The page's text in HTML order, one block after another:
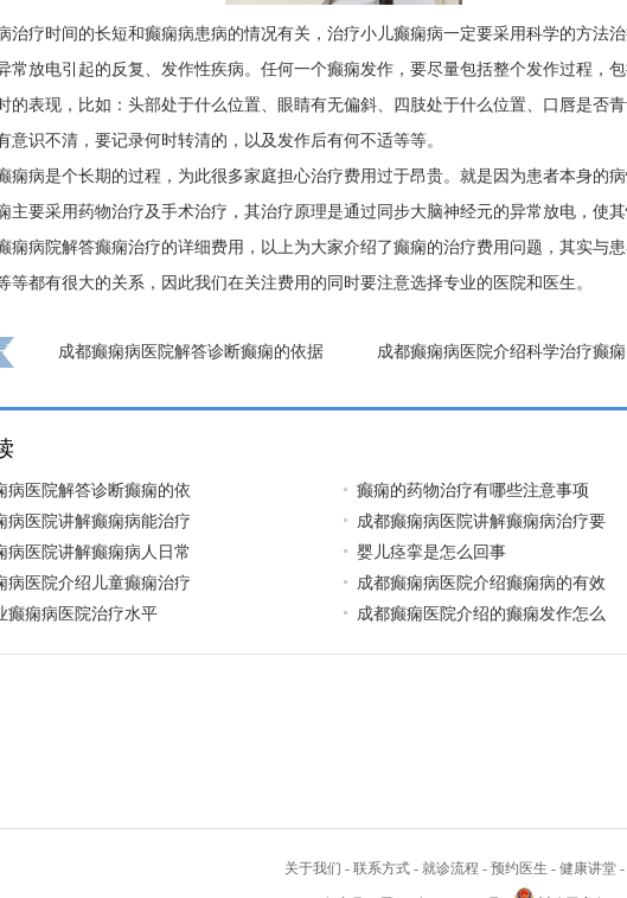
治疗时间的长短和癫痫病患病的情况有关，治疗小儿癫痫病一定要采用科学的方法
常放电引起的反复、发作性疾病。任何一个癫痫发作，要尽量包括整个发作过程，
的表现，比如：头部处于什么位置、眼睛有无偏斜、四肢处于什么位置、口唇是否
意识不清，要记录何时转清的，以及发作后有何不适等等。
痫病是个长期的过程，为此很多家庭担心治疗费用过于昂贵。就是因为患者本身的
主要采用药物治疗及手术治疗，其治疗原理是通过同步大脑神经元的异常放电，使其
痫病院解答癫痫治疗的详细费用，以上为大家介绍了癫痫的治疗费用问题，其实与
等都有很大的关系，因此我们在关注费用的同时要注意选择专业的医院和医生。
成都癫痫病医院解答诊断癫痫的依据 成都癫痫病医院介绍科学治疗癫
病医院解答诊断癫痫的依
癫痫的药物治疗有哪些注意事项
病医院讲解癫痫病能治疗
成都癫痫病医院讲解癫痫病治疗要
病医院讲解癫痫病人日常
婴儿痉挛是怎么回事
病医院介绍儿童癫痫治疗
成都癫痫病医院介绍癫痫病的有效
癫痫病医院治疗水平
成都癫痫医院介绍的癫痫发作怎么
关于我们 - 联系方式 - 就诊流程 - 预约医生 - 健康讲堂 -